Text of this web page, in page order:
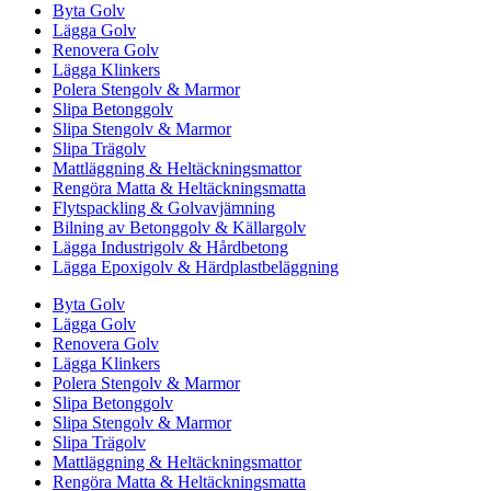
Byta Golv
Lägga Golv
Renovera Golv
Lägga Klinkers
Polera Stengolv & Marmor
Slipa Betonggolv
Slipa Stengolv & Marmor
Slipa Trägolv
Mattläggning & Heltäckningsmattor
Rengöra Matta & Heltäckningsmatta
Flytspackling & Golvavjämning
Bilning av Betonggolv & Källargolv
Lägga Industrigolv & Hårdbetong
Lägga Epoxigolv & Härdplastbeläggning
Byta Golv
Lägga Golv
Renovera Golv
Lägga Klinkers
Polera Stengolv & Marmor
Slipa Betonggolv
Slipa Stengolv & Marmor
Slipa Trägolv
Mattläggning & Heltäckningsmattor
Rengöra Matta & Heltäckningsmatta